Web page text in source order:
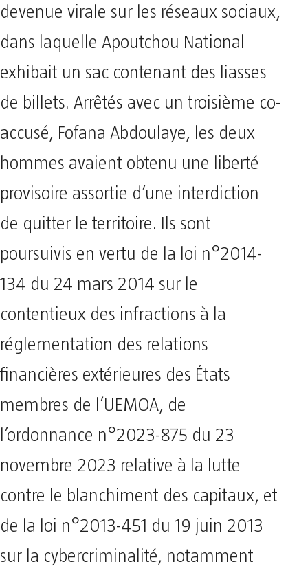
devenue virale sur les réseaux sociaux,
dans laquelle Apoutchou National
exhibait un sac contenant des liasses
de billets. Arrêtés avec un troisième co-
accusé, Fofana Abdoulaye, les deux
hommes avaient obtenu une liberté
provisoire assortie d’une interdiction
de quitter le territoire. Ils sont
poursuivis en vertu de la loi n°2014-
134 du 24 mars 2014 sur le
contentieux des infractions à la
réglementation des relations
financières extérieures des États
membres de l’UEMOA, de
l’ordonnance n°2023-875 du 23
novembre 2023 relative à la lutte
contre le blanchiment des capitaux, et
de la loi n°2013-451 du 19 juin 2013
sur la cybercriminalité, notamment